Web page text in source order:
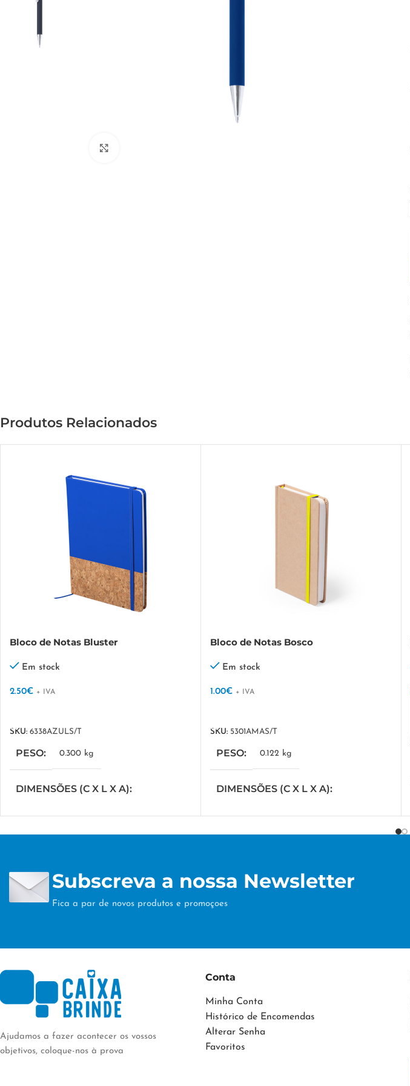
Produtos Relacionados
Bloco de Notas Bluster
Em stock
2.50€ + IVA
SKU: 6338AZULS/T
PESO 0.300 kg
DIMENSÕES (C X L X A)
DTF/Serigrafia
Bloco de Notas Bosco
Em stock
1.00€ + IVA
SKU: 5301AMAS/T
PESO 0.122 kg
DIMENSÕES (C X L X A)
DTF/Serigrafia
Subscreva a nossa Newsletter
Fica a par de novos produtos e promoçoes
Ajudamos a fazer acontecer os vossos
objetivos, coloque-nos à prova
Conta
Minha Conta
Histórico de Encomendas
Alterar Senha
Favoritos